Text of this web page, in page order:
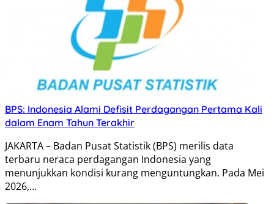
BPS: Indonesia Alami Defisit Perdagangan Pertama Kali
dalam Enam Tahun Terakhir
JAKARTA – Badan Pusat Statistik (BPS) merilis data
terbaru neraca perdagangan Indonesia yang
menunjukkan kondisi kurang menguntungkan. Pada Mei
2026,…